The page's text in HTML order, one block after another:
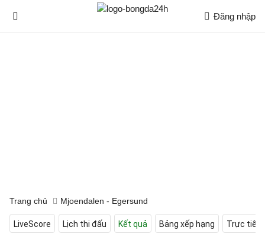
Đăng nhập
Trang chủ Mjoendalen - Egersund
LiveScore Lịch thi đấu Kết quả Bảng xếp hạng Trực tiếp